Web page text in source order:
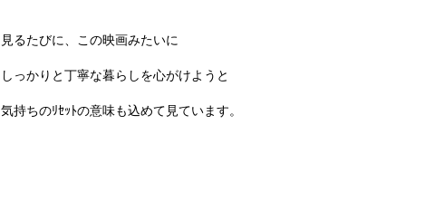
見るたびに、この映画みたいに
しっかりと丁寧な暮らしを心がけようと
気持ちのﾘｾｯﾄの意味も込めて見ています。